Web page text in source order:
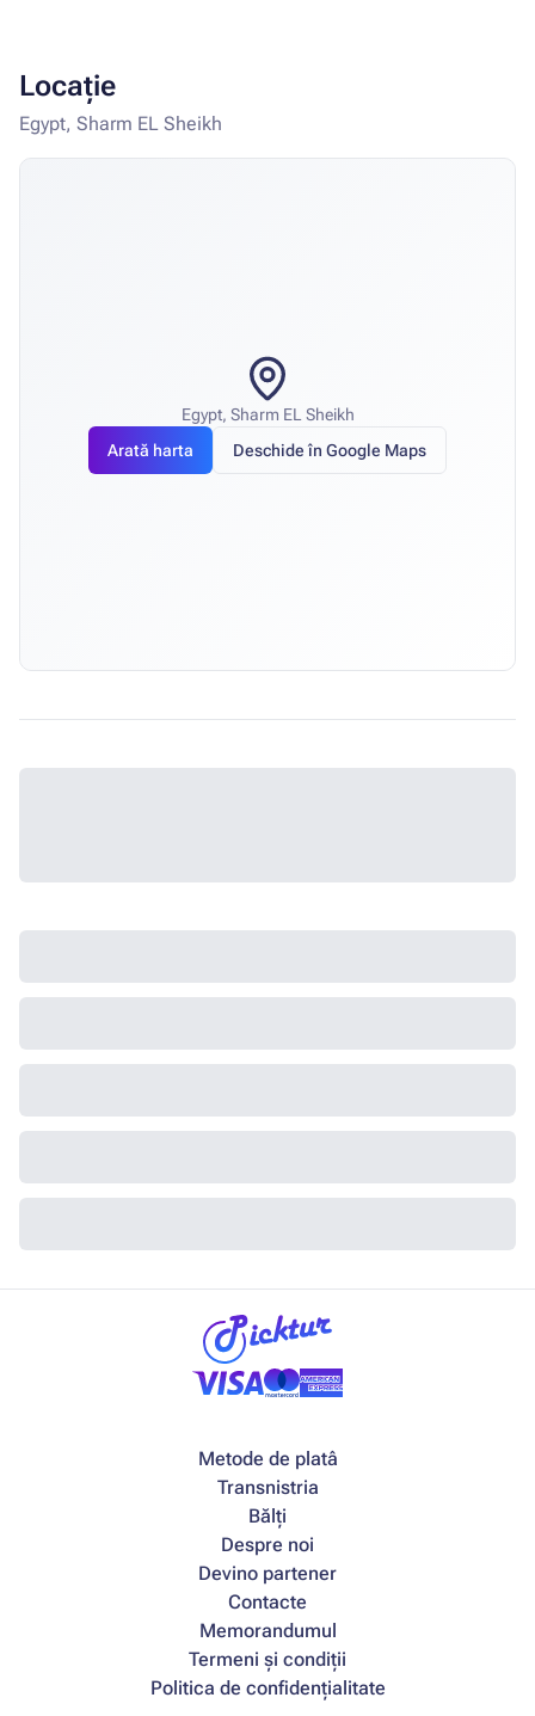
Locație
Egypt, Sharm EL Sheikh
Egypt, Sharm EL Sheikh
Arată harta
Deschide în Google Maps
Metode de platâ
Transnistria
Bălți
Despre noi
Devino partener
Contacte
Memorandumul
Termeni și condiții
Politica de confidențialitate